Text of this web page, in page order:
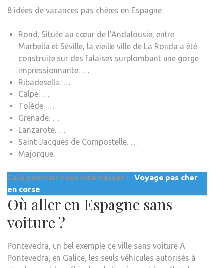
8 idées de vacances pas chères en Espagne
Rond. Située au cœur de l’Andalousie, entre
Marbella et Séville, la vieille ville de La Ronda a été
construite sur des falaises surplombant une gorge
impressionnante. …
Ribadesella. …
Calpe. …
Tolède. …
Grenade. …
Lanzarote. …
Saint-Jacques de Compostelle. …
Majorque.
Cela pourrait vous interrésser :
Voyage pas cher
en corse
Où aller en Espagne sans
voiture ?
Pontevedra, un bel exemple de ville sans voiture A
Pontevedra, en Galice, les seuls véhicules autorisés à